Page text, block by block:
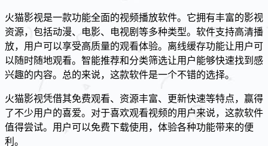
火猫影视是一款功能全面的视频播放软件。它拥有丰富的影视
资源，包括动漫、电影、电视剧等多种类型。软件支持高清播
放，用户可以享受高质量的观看体验。离线缓存功能让用户可
以随时随地观看。智能推荐和分类筛选让用户能够快速找到感
兴趣的内容。总的来说，这款软件是一个不错的选择。
火猫影视凭借其免费观看、资源丰富、更新快速等特点，赢得
了不少用户的喜爱。对于喜欢观看视频的用户来说，这款软件
值得尝试。用户可以免费下载使用，体验各种功能带来的便
利。